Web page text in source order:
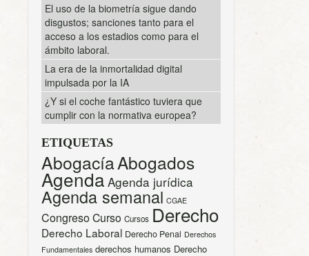
El uso de la biometría sigue dando
disgustos; sanciones tanto para el
acceso a los estadios como para el
ámbito laboral.
La era de la inmortalidad digital
impulsada por la IA
¿Y si el coche fantástico tuviera que
cumplir con la normativa europea?
ETIQUETAS
AbogacíaAbogados
Agenda Agenda jurídica
Agenda semanal CGAE
CongresoCurso Cursos Derecho
Derecho Laboral Derecho Penal Derechos
Fundamentales derechos humanos Derecho